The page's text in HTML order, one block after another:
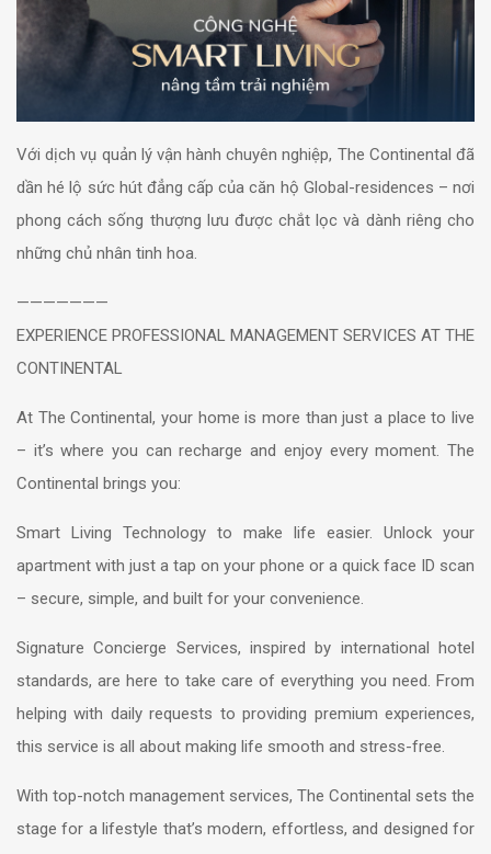
Với dịch vụ quản lý vận hành chuyên nghiệp, The Continental đã
dần hé lộ sức hút đẳng cấp của căn hộ Global-residences – nơi
phong cách sống thượng lưu được chắt lọc và dành riêng cho
những chủ nhân tinh hoa.
———————
EXPERIENCE PROFESSIONAL MANAGEMENT SERVICES AT THE
CONTINENTAL
At The Continental, your home is more than just a place to live
– it’s where you can recharge and enjoy every moment. The
Continental brings you:
Smart Living Technology to make life easier. Unlock your
apartment with just a tap on your phone or a quick face ID scan
– secure, simple, and built for your convenience.
Signature Concierge Services, inspired by international hotel
standards, are here to take care of everything you need. From
helping with daily requests to providing premium experiences,
this service is all about making life smooth and stress-free.
With top-notch management services, The Continental sets the
stage for a lifestyle that’s modern, effortless, and designed for